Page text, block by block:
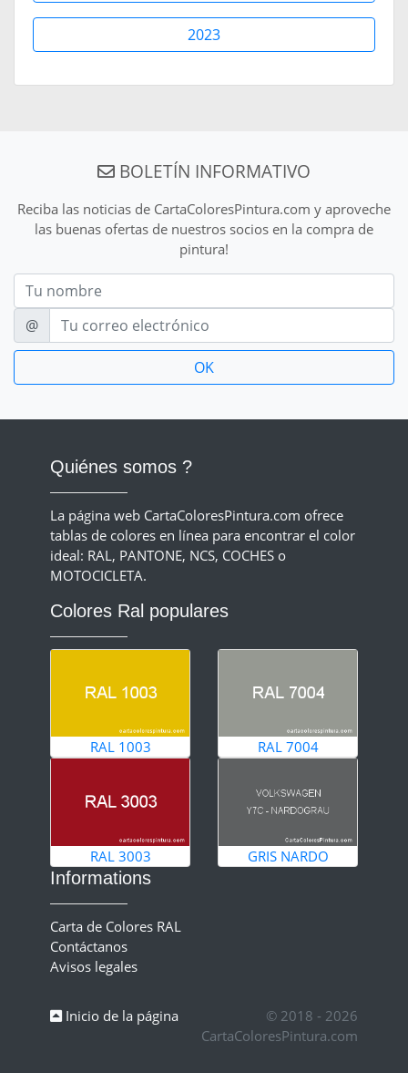
2023
BOLETÍN INFORMATIVO
Reciba las noticias de CartaColoresPintura.com y aproveche
las buenas ofertas de nuestros socios en la compra de
pintura!
Nom
E-mail
@
Quiénes somos ?
La página web CartaColoresPintura.com ofrece
tablas de colores en línea para encontrar el color
ideal: RAL, PANTONE, NCS, COCHES o
MOTOCICLETA.
Colores Ral populares
RAL 1003 RAL 7004
RAL 3003 GRIS NARDO
Informations
Carta de Colores RAL
Contáctanos
Avisos legales
Inicio de la página
© 2018 - 2026
CartaColoresPintura.com